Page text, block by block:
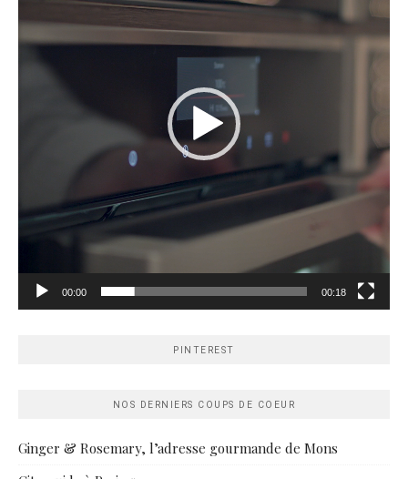
00:00 00:18
PINTEREST
NOS DERNIERS COUPS DE COEUR
Ginger & Rosemary, l’adresse gourmande de Mons